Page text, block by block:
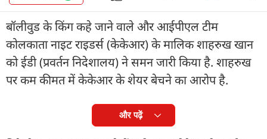
बॉलीवुड के किंग कहे जाने वाले और आईपीएल टीम
कोलकाता नाइट राइडर्स (केकेआर) के मालिक शाहरुख खान
को ईडी (प्रवर्तन निदेशालय) ने समन जारी किया है. शाहरुख
पर कम कीमत में केकेआर के शेयर बेचने का आरोप है.
और पढ़ें